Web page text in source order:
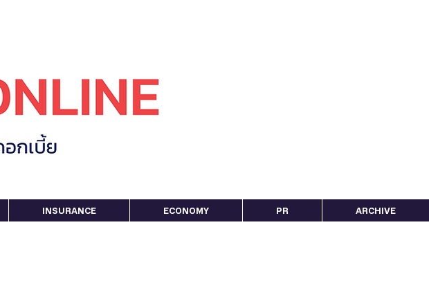
INSURANCE ECONOMY PR ARCHIVE